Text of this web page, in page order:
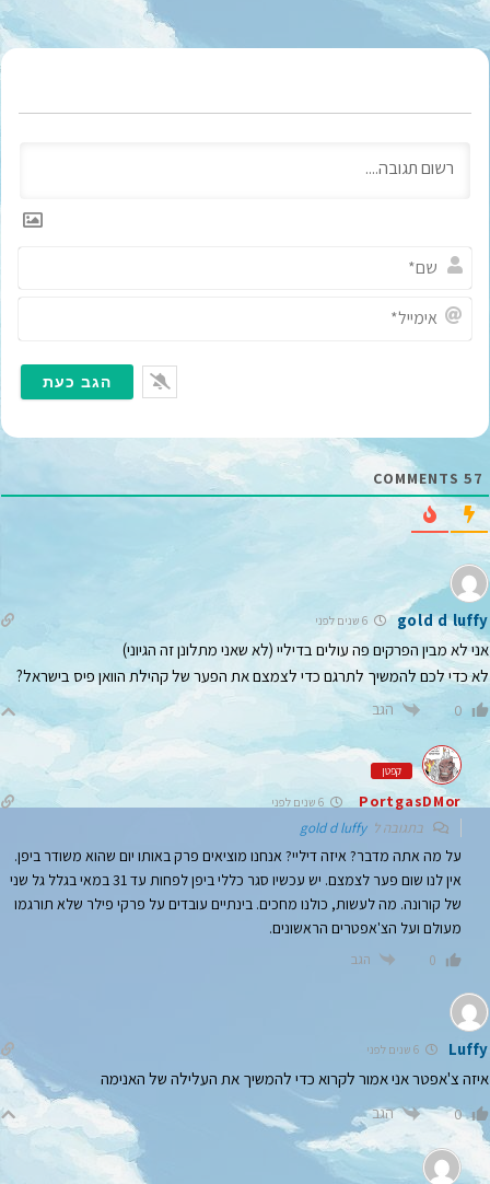
ש
ל
*
57
gold d luffy 6 שנים לפני
אני לא מבין הפרקים פה עולים בדיליי (לא שאני מתלונן זה הגיוני)
לא כדי לכם להמשיך לתרגם כדי לצמצם את הפער של קהילת הוואן פיס בישראל?
0 הגב
קפטן
PortgasDMor
gold d luffy
על מה אתה מדבר? איזה דיליי? אנחנו מוציאים פרק באותו יום שהוא משודר ביפן.
אין לנו שום פער לצמצם. יש עכשיו סגר כללי ביפן לפחות עד 31 במאי בגלל גל שני
של קורונה. מה לעשות, כולנו מחכים. בינתיים עובדים על פרקי פילר שלא תורגמו
מעולם ועל הצ'אפטרים הראשונים.
0 הגב
Luffy 6 שנים לפני
איזה צ'אפטר אני אמור לקרוא כדי להמשיך את העלילה של האנימה
0 הגב